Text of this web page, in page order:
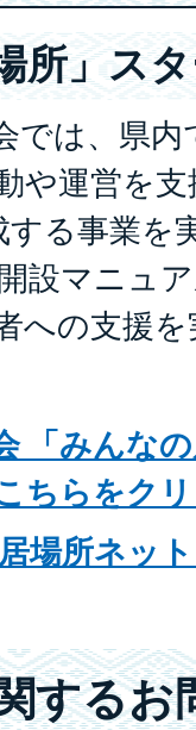
所」ス
では、県
や運営を
る事業を
設マニュ
への支援
「みんな
ちらをク
場所ネッ
するお